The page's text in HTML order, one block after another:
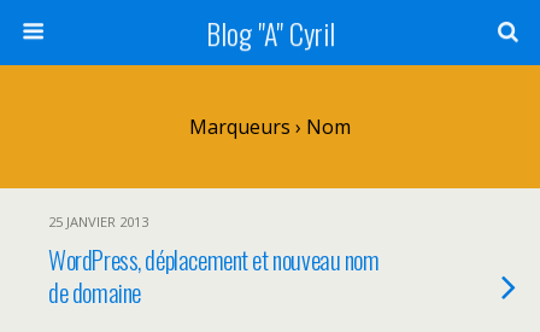
Blog "A" Cyril
Marqueurs › Nom
25 JANVIER 2013
WordPress, déplacement et nouveau nom
de domaine